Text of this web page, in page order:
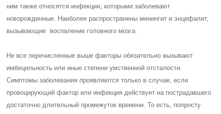
ним также относятся инфекции, которыми заболевают
новорожденные. Наиболее распространены менингит и энцефалит,
вызывающие воспаление головного мозга.
Не все перечисленные выше факторы обязательно вызывают
имбецильность или иные степени умственной отсталости.
Симптомы заболевания проявляются только в случае, если
провоцирующий фактор или инфекция действует на пострадавшего
достаточно длительный промежуток времени. То есть, попросту